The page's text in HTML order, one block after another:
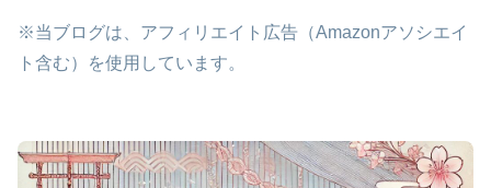
※当ブログは、アフィリエイト広告（Amazonアソシエイ
ト含む）を使用しています。